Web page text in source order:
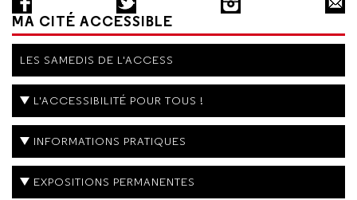
MA CITÉ ACCESSIBLE
LES SAMEDIS DE L'ACCESS
L'ACCESSIBILITÉ POUR TOUS !
INFORMATIONS PRATIQUES
EXPOSITIONS PERMANENTES